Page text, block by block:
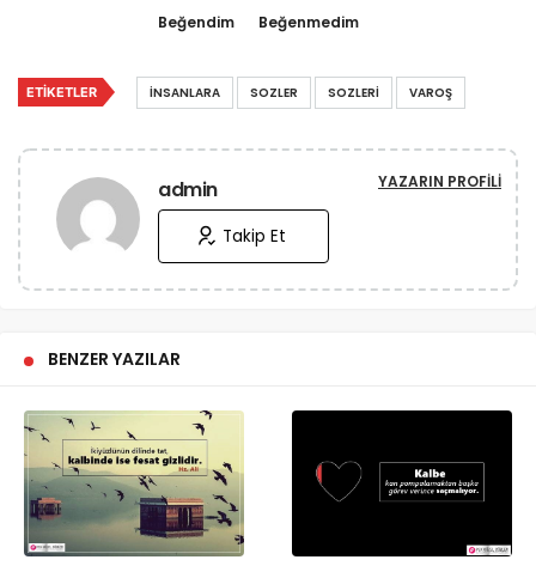
Beğendim Beğenmedim
ETIKETLER İNSANLARA SOZLER SOZLERI VAROŞ
admin YAZARIN PROFILI
Takip Et
BENZER YAZILAR